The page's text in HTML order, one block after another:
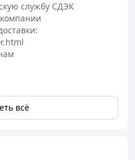
службу СДЭК
всё